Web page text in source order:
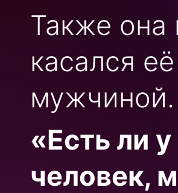
Также она
касался
мужчиной.
«Есть ли
человек,